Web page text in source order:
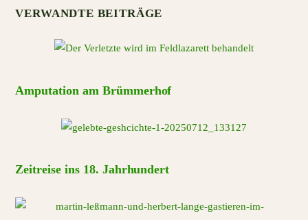
VERWANDTE BEITRÄGE
Amputation am Brümmerhof
Zeitreise ins 18. Jahrhundert